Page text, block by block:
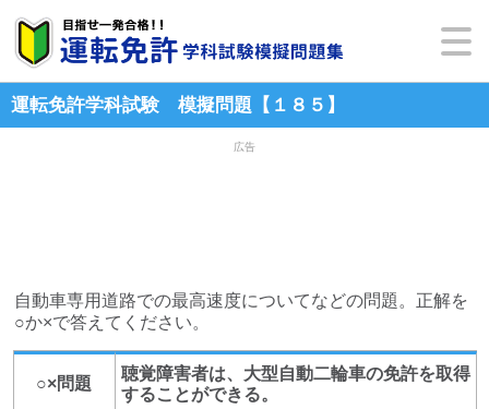
運転免許学科試験 模擬問題【１８５】
広告
自動車専用道路での最高速度についてなどの問題。正解を
○か×で答えてください。
○×問題
聴覚障害者は、大型自動二輪車の免許を取得
することができる。